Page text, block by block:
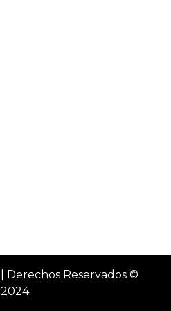
| Derechos Reservados ©
2024.